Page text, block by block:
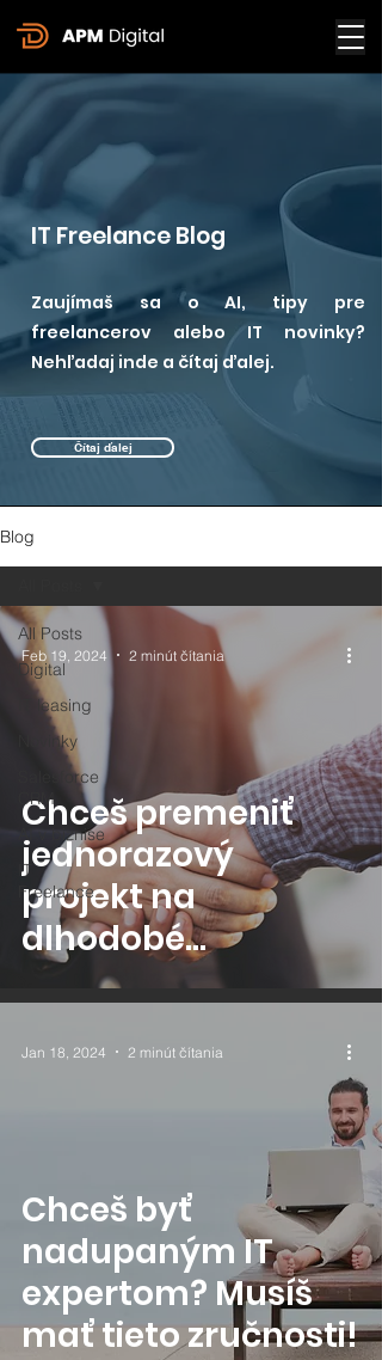
IT Freelance Blog
Zaujímaš sa o AI, tipy pre
freelancerov alebo IT novinky?
Nehľadaj inde a čítaj ďalej.
Čítaj ďalej
Blog
All Posts
Digital
IT leasing
Novinky
Salesforce
CRM
AI v biznise
IT
Freelance
Chceš premeniť
jednorazový
projekt na
dlhodobé
partnerstvo? Tu je 8
Feb 19, 2024 2 minút čítania
Chceš byť
nadupaným IT
expertom? Musíš
mať tieto zručnosti!
Jan 18, 2024 2 minút čítania